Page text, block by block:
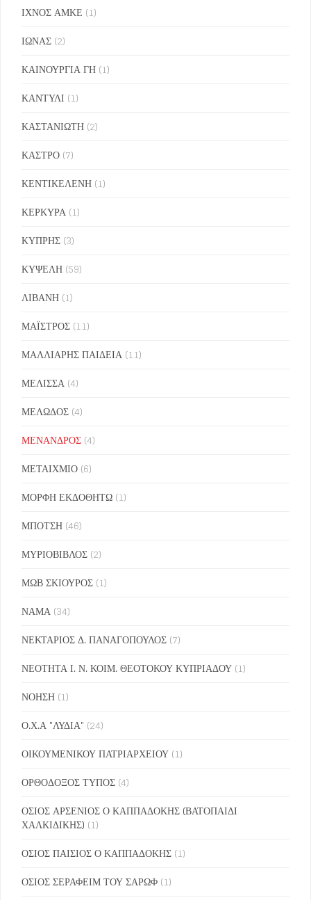
ΙΧΝΟΣ ΑΜΚΕ (1)
ΙΩΝΑΣ (2)
ΚΑΙΝΟΥΡΓΙΑ ΓΗ (1)
ΚΑΝΤΥΛΙ (1)
ΚΑΣΤΑΝΙΩΤΗ (2)
ΚΑΣΤΡΟ (7)
ΚΕΝΤΙΚΕΛΕΝΗ (1)
ΚΕΡΚΥΡΑ (1)
ΚΥΠΡΗΣ (3)
ΚΥΨΕΛΗ (59)
ΛΙΒΑΝΗ (1)
ΜΑΪΣΤΡΟΣ (11)
ΜΑΛΛΙΑΡΗΣ ΠΑΙΔΕΙΑ (11)
ΜΕΛΙΣΣΑ (4)
ΜΕΛΩΔΟΣ (4)
ΜΕΝΑΝΔΡΟΣ (4)
ΜΕΤΑΙΧΜΙΟ (6)
ΜΟΡΦΗ ΕΚΔΟΘΗΤΩ (1)
ΜΠΟΤΣΗ (46)
ΜΥΡΙΟΒΙΒΛΟΣ (2)
ΜΩΒ ΣΚΙΟΥΡΟΣ (1)
ΝΑΜΑ (34)
ΝΕΚΤΑΡΙΟΣ Δ. ΠΑΝΑΓΟΠΟΥΛΟΣ (7)
ΝΕΟΤΗΤΑ Ι. Ν. ΚΟΙΜ. ΘΕΟΤΟΚΟΥ ΚΥΠΡΙΑΔΟΥ (1)
ΝΟΗΣΗ (1)
Ο.Χ.Α "ΛΥΔΙΑ" (24)
ΟΙΚΟΥΜΕΝΙΚΟΥ ΠΑΤΡΙΑΡΧΕΙΟΥ (1)
ΟΡΘΟΔΟΞΟΣ ΤΥΠΟΣ (4)
ΟΣΙΟΣ ΑΡΣΕΝΙΟΣ Ο ΚΑΠΠΑΔΟΚΗΣ (ΒΑΤΟΠΑΙΔΙ
ΧΑΛΚΙΔΙΚΗΣ) (1)
ΟΣΙΟΣ ΠΑΙΣΙΟΣ Ο ΚΑΠΠΑΔΟΚΗΣ (1)
ΟΣΙΟΣ ΣΕΡΑΦΕΙΜ ΤΟΥ ΣΑΡΩΦ (1)